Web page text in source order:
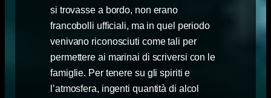
si trovasse a bordo, non erano
francobolli ufficiali, ma in quel periodo
venivano riconosciuti come tali per
permettere ai marinai di scriversi con le
famiglie. Per tenere su gli spiriti e
l’atmosfera, ingenti quantità di alcol